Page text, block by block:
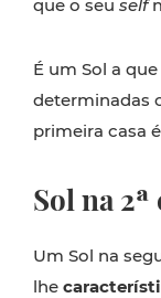
que o seu self
É um Sol a
determinadas
primeira casa
Sol na 2ª
Um Sol na
lhe